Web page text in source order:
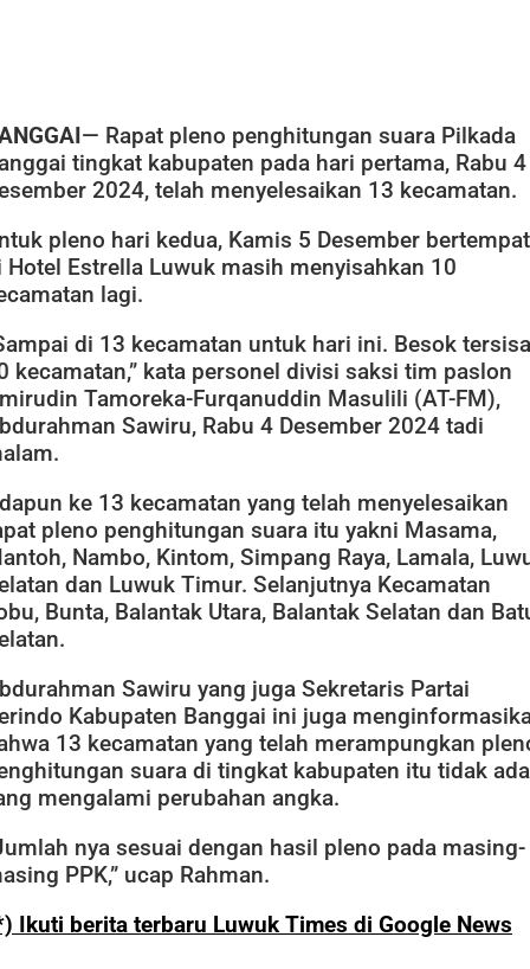
— Rapat pleno penghitungan suara Pilkada
tingkat kabupaten pada hari pertama, Rabu 4
2024, telah menyelesaikan 13 kecamatan.
pleno hari kedua, Kamis 5 Desember bertempat
Hotel Estrella Luwuk masih menyisahkan 10
lagi.
di 13 kecamatan untuk hari ini. Besok tersisa
kecamatan,” kata personel divisi saksi tim paslon
Tamoreka-Furqanuddin Masulili (AT-FM),
Sawiru, Rabu 4 Desember 2024 tadi
ke 13 kecamatan yang telah menyelesaikan
pleno penghitungan suara itu yakni Masama,
Nambo, Kintom, Simpang Raya, Lamala,
dan Luwuk Timur. Selanjutnya Kecamatan
Bunta, Balantak Utara, Balantak Selatan dan
Sawiru yang juga Sekretaris Partai
Kabupaten Banggai ini juga
13 kecamatan yang telah merampungkan
suara di tingkat kabupaten itu tidak ada
mengalami perubahan angka.
nya sesuai dengan hasil pleno pada masing-
PPK,” ucap Rahman.
Ikuti berita terbaru Luwuk Times di Google News